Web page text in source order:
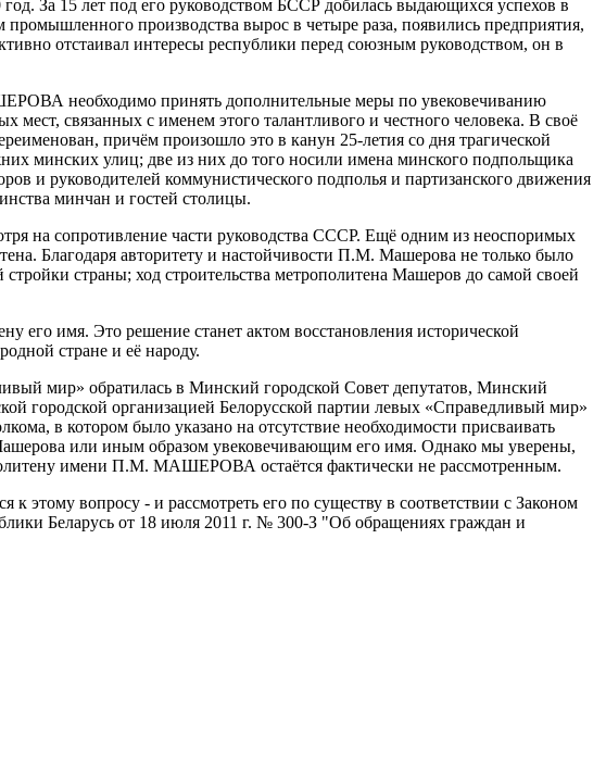
За 15 лет под его руководством БССР добилась выдающихся успехов в
производства вырос в четыре раза, появились предприятия,
отстаивал интересы республики перед союзным руководством, он в
необходимо принять дополнительные меры по увековечиванию
связанных с именем этого талантливого и честного человека. В своё
причём произошло это в канун 25-летия со дня трагической
минских улиц; две из них до того носили имена минского подпольщика
и руководителей коммунистического подполья и партизанского движения
минчан и гостей столицы.
на сопротивление части руководства СССР. Ещё одним из неоспоримых
Благодаря авторитету и настойчивости П.М. Машерова не только было
страны; ход строительства метрополитена Машеров до самой своей
его имя. Это решение станет актом восстановления исторической
стране и её народу.
мир» обратилась в Минский городской Совет депутатов, Минский
городской организацией Белорусской партии левых «Справедливый мир»
в котором было указано на отсутствие необходимости присваивать
или иным образом увековечивающим его имя. Однако мы уверены,
имени П.М. МАШЕРОВА остаётся фактически не рассмотренным.
этому вопросу - и рассмотреть его по существу в соответствии с Законом
Беларусь от 18 июля 2011 г. № 300-З "Об обращениях граждан и